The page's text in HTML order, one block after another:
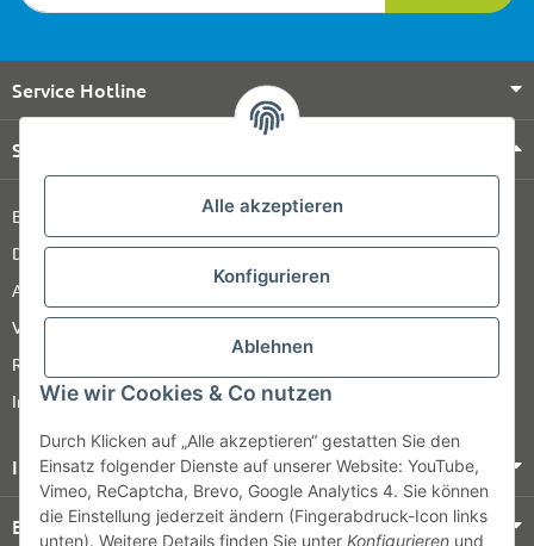
Alle akzeptieren
Konfigurieren
Ablehnen
Wie wir Cookies & Co nutzen
Durch Klicken auf „Alle akzeptieren“ gestatten Sie den
Einsatz folgender Dienste auf unserer Website: YouTube,
Vimeo, ReCaptcha, Brevo, Google Analytics 4. Sie können
die Einstellung jederzeit ändern (Fingerabdruck-Icon links
unten). Weitere Details finden Sie unter Konfigurieren und
Service Hotline
Shop Service
Barrierefreiheitserklärung
Datenschutz
AGB
Versandinformationen
Retour
Impressum
Informationen
Bezahlung & Versand